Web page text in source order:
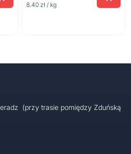
8.40 zł / kg
(przy trasie pomiędzy Zduńską